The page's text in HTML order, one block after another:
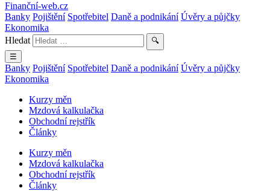
Finanční-web.cz
Banky Pojištění Spotřebitel Daně a podnikání Úvěry a půjčky
Ekonomika
Hledat
🔍
☰
Banky Pojištění Spotřebitel Daně a podnikání Úvěry a půjčky
Ekonomika
Kurzy měn
Mzdová kalkulačka
Obchodní rejstřík
Články
Kurzy měn
Mzdová kalkulačka
Obchodní rejstřík
Články